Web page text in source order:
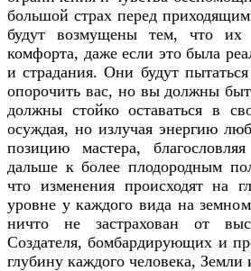
большой страх перед
будут возмущены тем, что
комфорта, даже если это была
и страдания. Они будут
опорочить вас, но вы должны
должны стойко оставаться в
осуждая, но излучая энергию
позицию мастера,
дальше к более плодородным
что изменения происходят на
уровне у каждого вида на
ничто не застрахован от
Создателя, бомбардирующих и
глубину каждого человека, Земли